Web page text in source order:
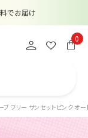
でお届け
プルプレゼント
でお届け
0
ブ フリー サンセットピンク オ